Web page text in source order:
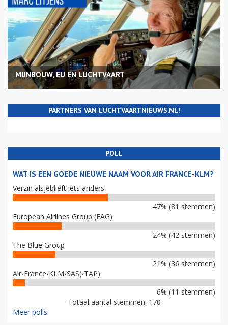
MIJNBOUW, EU EN LUCHTVAART
PARTNERS VAN LUCHTVAARTNIEUWS.NL!
POLL
WAT IS EEN GOEDE NIEUWE NAAM VOOR AIR FRANCE-KLM?
Verzin alsjeblieft iets anders
47% (81 stemmen)
European Airlines Group (EAG)
24% (42 stemmen)
The Blue Group
21% (36 stemmen)
Air-France-KLM-SAS(-TAP)
6% (11 stemmen)
Totaal aantal stemmen: 170
Meer polls